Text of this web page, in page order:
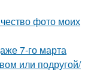
фото моих
7-го марта
или подругой/